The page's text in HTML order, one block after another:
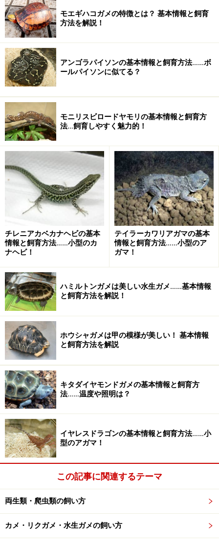
床材
保湿性のある素材を厚さ5～10cm程度
温度
低温部で22～24℃、高温部は28℃以下。夜間は15℃
紫外線入りの爬虫類用蛍光灯など
浅い水入れと2カ所以上のシェルター
餌
雑食性ハコガメ用配合飼料、昆虫類、ピンクマウス、果
物など
基本的な世話
アメリカでは飼育情報も充実している
繁殖のためには冬眠をさせる
一日一回霧吹きなどで湿度を高める
※「飼育の基本情報」は「爬虫両生類飼育入門（緑書
房）」「ビバリウムガイド No9（マリン企画）」を参考
にしました。
【関連記事】
ニシキハコガメの基本情報と飼育方法……床材や温度
はどうする？
ガルフコーストハコガメは飼育しやすい!? 基本情報
と飼育方法！
マンヤマガメの基本情報と飼育方法……鮮やかな色
彩！
モエギハコガメの特徴とは？ 基本情報と飼育
方法を解説！
アンゴラパイソンの基本情報と飼育方法……ボ
ールパイソンに似てる？
モニリスビロードヤモリの基本情報と飼育方
法…飼育しやすく魅力的！
チレニアカベカナヘビの基本
情報と飼育方法……小型のカ
ナヘビ！
テイラーカワリアガマの基本
情報と飼育方法……小型のア
ガマ！
ハミルトンガメは美しい水生ガメ……基本情報
と飼育方法を解説！
ホウシャガメは甲の模様が美しい！ 基本情報
と飼育方法を解説
キタダイヤモンドガメの基本情報と飼育方
法……温度や照明は？
イヤレスドラゴンの基本情報と飼育方法……小
型のアガマ！
この記事に関連するテーマ
両生類・爬虫類の飼い方
カメ・リクガメ・水生ガメの飼い方